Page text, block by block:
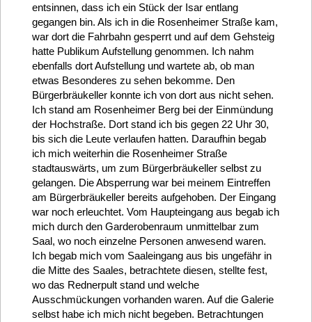
entsinnen, dass ich ein Stück der Isar entlang
gegangen bin. Als ich in die Rosenheimer Straße kam,
war dort die Fahrbahn gesperrt und auf dem Gehsteig
hatte Publikum Aufstellung genommen. Ich nahm
ebenfalls dort Aufstellung und wartete ab, ob man
etwas Besonderes zu sehen bekomme. Den
Bürgerbräukeller konnte ich von dort aus nicht sehen.
Ich stand am Rosenheimer Berg bei der Einmündung
der Hochstraße. Dort stand ich bis gegen 22 Uhr 30,
bis sich die Leute verlaufen hatten. Daraufhin begab
ich mich weiterhin die Rosenheimer Straße
stadtauswärts, um zum Bürgerbräukeller selbst zu
gelangen. Die Absperrung war bei meinem Eintreffen
am Bürgerbräukeller bereits aufgehoben. Der Eingang
war noch erleuchtet. Vom Haupteingang aus begab ich
mich durch den Garderobenraum unmittelbar zum
Saal, wo noch einzelne Personen anwesend waren.
Ich begab mich vom Saaleingang aus bis ungefähr in
die Mitte des Saales, betrachtete diesen, stellte fest,
wo das Rednerpult stand und welche
Ausschmückungen vorhanden waren. Auf die Galerie
selbst habe ich mich nicht begeben. Betrachtungen